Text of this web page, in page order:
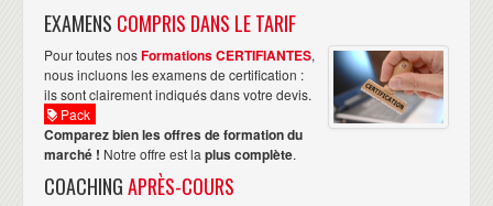
EXAMENS COMPRIS DANS LE TARIF
Pour toutes nosFormations CERTIFIANTES,
nous incluons les examens de certification :
ils sont clairement indiqués dans votre devis.
Pack
Comparez bien les offres de formation du
marché ! Notre offre est la plus complète.
COACHINGAPRÈS-COURS